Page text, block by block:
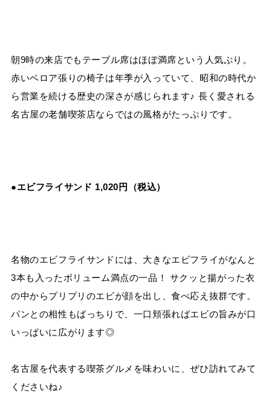
朝9時の来店でもテーブル席はほぼ満席という人気ぶり。
赤いベロア張りの椅子は年季が入っていて、昭和の時代か
ら営業を続ける歴史の深さが感じられます♪ 長く愛される
名古屋の老舗喫茶店ならではの風格がたっぷりです。
●エビフライサンド 1,020円（税込）
名物のエビフライサンドには、大きなエビフライがなんと
3本も入ったボリューム満点の一品！ サクッと揚がった衣
の中からプリプリのエビが顔を出し、食べ応え抜群です。
パンとの相性もばっちりで、一口頬張ればエビの旨みが口
いっぱいに広がります◎
名古屋を代表する喫茶グルメを味わいに、ぜひ訪れてみて
くださいね♪